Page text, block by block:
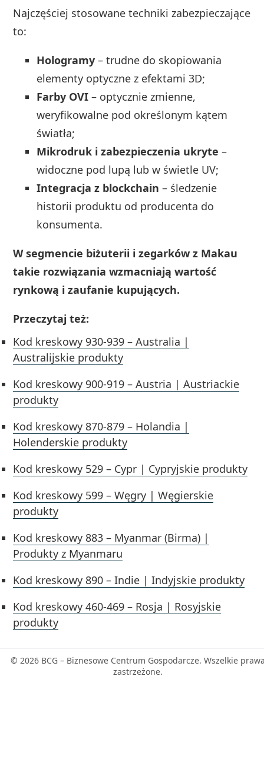
Najczęściej stosowane techniki zabezpieczające
to:
Hologramy – trudne do skopiowania
elementy optyczne z efektami 3D;
Farby OVI – optycznie zmienne,
weryfikowalne pod określonym kątem
światła;
Mikrodruk i zabezpieczenia ukryte –
widoczne pod lupą lub w świetle UV;
Integracja z blockchain – śledzenie
historii produktu od producenta do
konsumenta.
W segmencie biżuterii i zegarków z Makau
takie rozwiązania wzmacniają wartość
rynkową i zaufanie kupujących.
Przeczytaj też:
Kod kreskowy 930-939 – Australia |
Australijskie produkty
Kod kreskowy 900-919 – Austria | Austriackie
produkty
Kod kreskowy 870-879 – Holandia |
Holenderskie produkty
Kod kreskowy 529 – Cypr | Cypryjskie produkty
Kod kreskowy 599 – Węgry | Węgierskie
produkty
Kod kreskowy 883 – Myanmar (Birma) |
Produkty z Myanmaru
Kod kreskowy 890 – Indie | Indyjskie produkty
Kod kreskowy 460-469 – Rosja | Rosyjskie
produkty
© 2026 BCG – Biznesowe Centrum Gospodarcze. Wszelkie
zastrzeżone.